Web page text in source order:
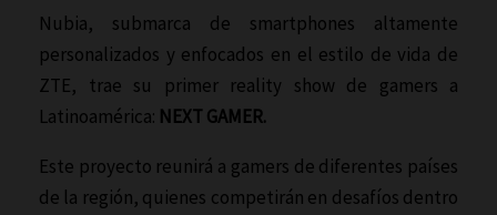
Nubia, submarca de smartphones altamente
personalizados y enfocados en el estilo de vida de
ZTE, trae su primer reality show de gamers a
Latinoamérica: NEXT GAMER.
Este proyecto reunirá a gamers de diferentes países
de la región, quienes competirán en desafíos dentro